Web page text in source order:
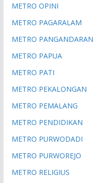
METRO OPINI
METRO PAGARALAM
METRO PANGANDARAN
METRO PAPUA
METRO PATI
METRO PEKALONGAN
METRO PEMALANG
METRO PENDIDIKAN
METRO PURWODADI
METRO PURWOREJO
METRO RELIGIUS